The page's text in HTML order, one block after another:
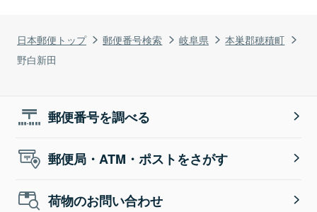
日本郵便トップ 郵便番号検索 岐阜県
本巣郡穂積町
野白新田
郵便番号を調べる
郵便局・ATM・ポストをさがす
荷物のお問い合わせ